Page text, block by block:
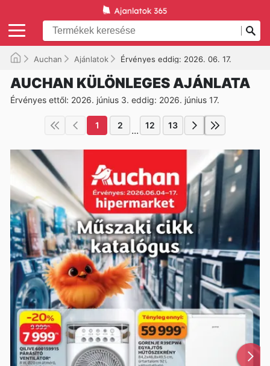
Auchan Ajánlatok Érvényes eddig: 2026. 06. 17.
AUCHAN KÜLÖNLEGES AJÁNLATA
Érvényes ettől: 2026. június 3. eddig: 2026. június 17.
1 2 ... 12 13